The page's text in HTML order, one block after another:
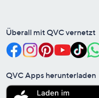
Überall mit QVC vernetzt
QVC Apps herunterladen